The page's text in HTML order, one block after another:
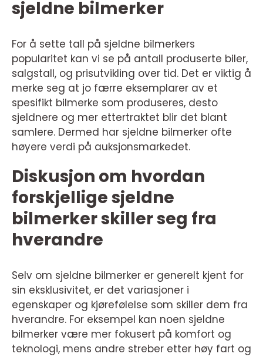
sjeldne bilmerker
For å sette tall på sjeldne bilmerkers
popularitet kan vi se på antall produserte biler,
salgstall, og prisutvikling over tid. Det er viktig å
merke seg at jo færre eksemplarer av et
spesifikt bilmerke som produseres, desto
sjeldnere og mer ettertraktet blir det blant
samlere. Dermed har sjeldne bilmerker ofte
høyere verdi på auksjonsmarkedet.
Diskusjon om hvordan
forskjellige sjeldne
bilmerker skiller seg fra
hverandre
Selv om sjeldne bilmerker er generelt kjent for
sin eksklusivitet, er det variasjoner i
egenskaper og kjørefølelse som skiller dem fra
hverandre. For eksempel kan noen sjeldne
bilmerker være mer fokusert på komfort og
teknologi, mens andre streber etter høy fart og